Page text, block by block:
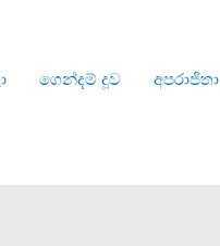
ගෙන්දම් දූව අපරාජිතා